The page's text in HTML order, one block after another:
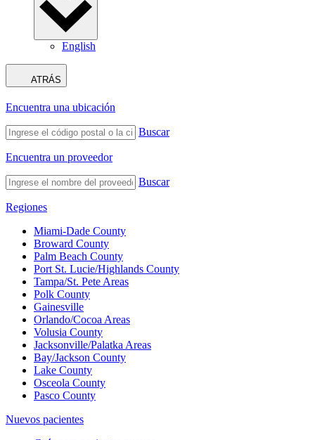
English
ATRÁS
Encuentra una ubicación
Buscar
Encuentra un proveedor
Buscar
Regiones
Miami-Dade County
Broward County
Palm Beach County
Port St. Lucie/Highlands County
Tampa/St. Pete Areas
Polk County
Gainesville
Orlando/Cocoa Areas
Volusia County
Jacksonville/Palatka Areas
Bay/Jackson County
Lake County
Osceola County
Pasco County
Nuevos pacientes